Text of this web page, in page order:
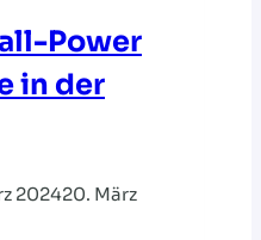
Power
in der
202420. März